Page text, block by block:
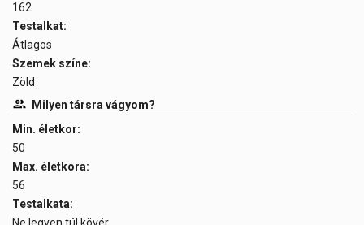
162
Testalkat:
Átlagos
Szemek színe:
Zöld
Milyen társra vágyom?
Min. életkor:
50
Max. életkora:
56
Testalkata: